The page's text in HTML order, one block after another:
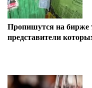
Пропишутся на бирже
представители